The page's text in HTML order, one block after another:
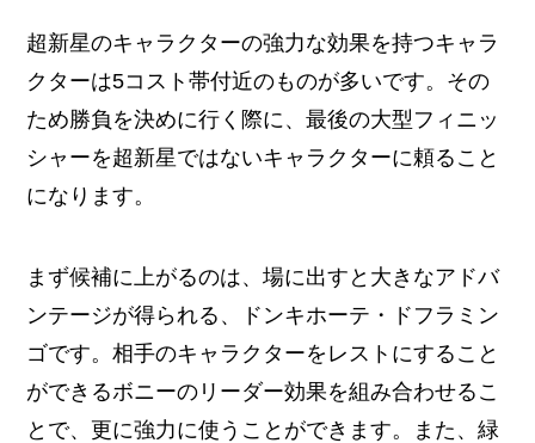
超新星のキャラクターの強力な効果を持つキャラ
クターは5コスト帯付近のものが多いです。その
ため勝負を決めに行く際に、最後の大型フィニッ
シャーを超新星ではないキャラクターに頼ること
になります。
まず候補に上がるのは、場に出すと大きなアドバ
ンテージが得られる、ドンキホーテ・ドフラミン
ゴです。相手のキャラクターをレストにすること
ができるボニーのリーダー効果を組み合わせるこ
とで、更に強力に使うことができます。また、緑